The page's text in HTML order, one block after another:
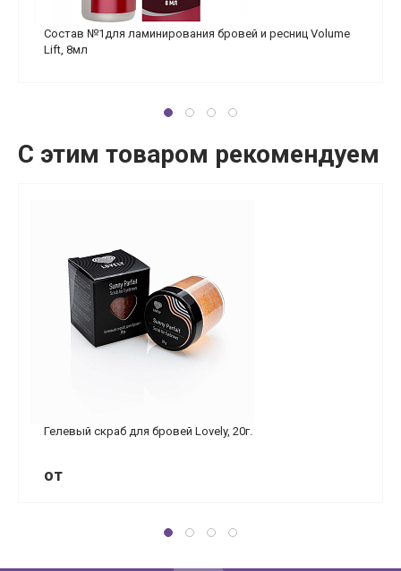
Состав №1для ламинирования бровей и ресниц Volume
Lift, 8мл
С этим товаром рекомендуем
Гелевый скраб для бровей Lovely, 20г.
от